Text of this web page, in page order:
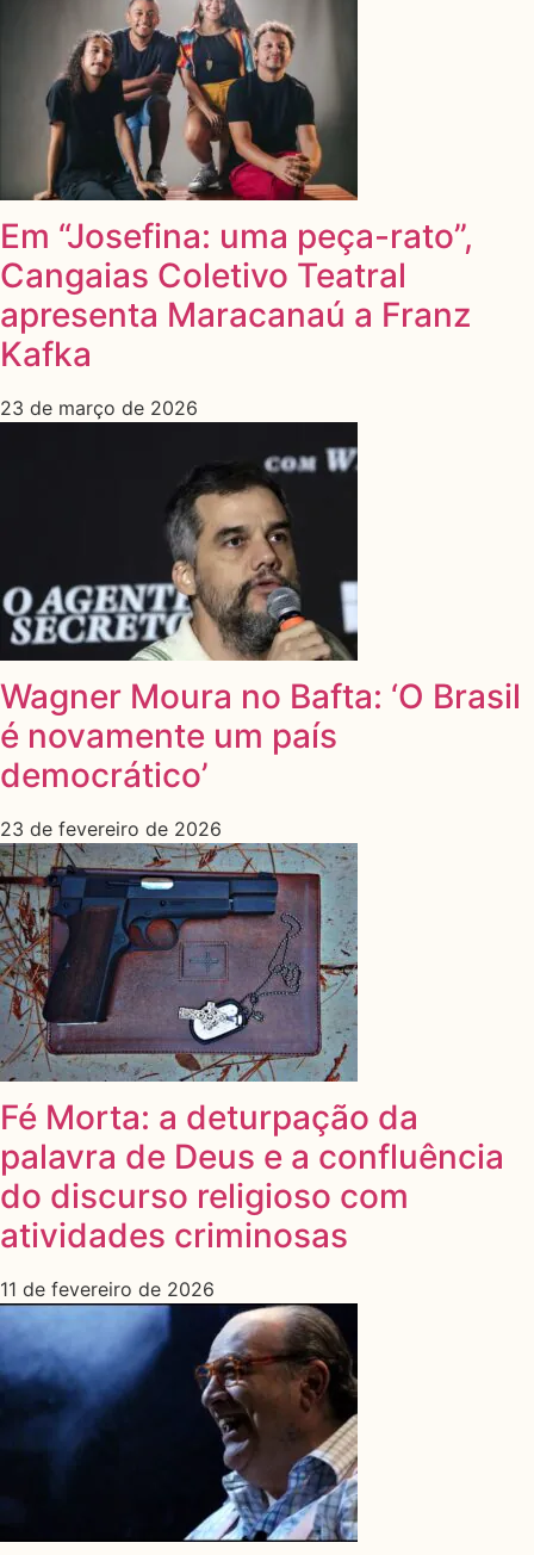
Em “Josefina: uma peça-rato”,
Cangaias Coletivo Teatral
apresenta Maracanaú a Franz
Kafka
23 de março de 2026
Wagner Moura no Bafta: ‘O Brasil
é novamente um país
democrático’
23 de fevereiro de 2026
Fé Morta: a deturpação da
palavra de Deus e a confluência
do discurso religioso com
atividades criminosas
11 de fevereiro de 2026